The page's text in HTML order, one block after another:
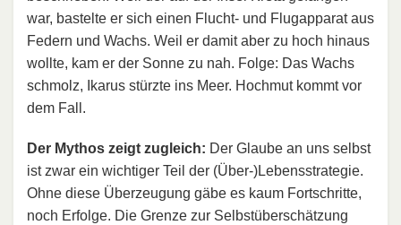
war, bastelte er sich einen Flucht- und Flugapparat aus
Federn und Wachs. Weil er damit aber zu hoch hinaus
wollte, kam er der Sonne zu nah. Folge: Das Wachs
schmolz, Ikarus stürzte ins Meer. Hochmut kommt vor
dem Fall.
Der Mythos zeigt zugleich: Der Glaube an uns selbst
ist zwar ein wichtiger Teil der (Über-)Lebensstrategie.
Ohne diese Überzeugung gäbe es kaum Fortschritte,
noch Erfolge. Die Grenze zur Selbstüberschätzung